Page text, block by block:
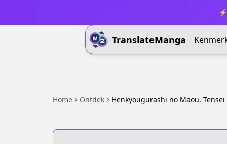
TranslateManga
Home Ontdek Henkyougurashi no Maou,